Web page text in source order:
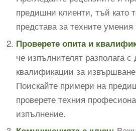
предишни клиенти, тъй като
представа за техните
Проверете опита и
че изпълнителят разполага
квалификации за
Поискайте примери на
проверете техния
изпълнение.